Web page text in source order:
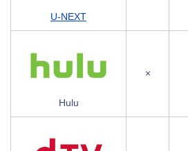
U-NEXT
Hulu
×